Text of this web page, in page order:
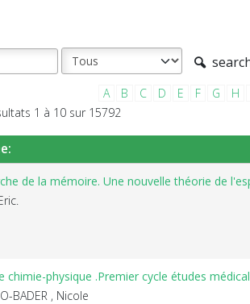
A B C D E F G H
1 à 10 sur 15792
de la mémoire. Une nouvelle théorie de
chimie-physique .Premier cycle études
BADER , Nicole